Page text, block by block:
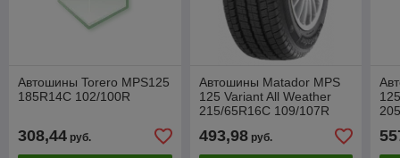
Автошины Torero MPS125
185R14C 102/100R
308,44 руб.
Автошины Matador MPS
125 Variant All Weather
215/65R16C 109/107R
493,98руб.